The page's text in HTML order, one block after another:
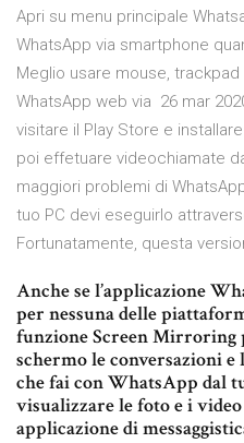
Apri su menu principale
WhatsApp via smartphone
Meglio usare mouse,
WhatsApp web via 26 mar
visitare il Play Store e
poi effetuare videochiamate
maggiori problemi di
tuo PC devi eseguirlo
Fortunatamente, questa
Anche se l’applicazione
per nessuna delle
funzione Screen Mirroring
schermo le conversazioni
che fai con WhatsApp dal
visualizzare le foto e i
applicazione di